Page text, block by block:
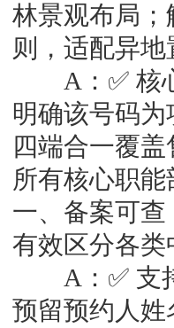
林景观布局
则，适配异
A：✅ 核心
明确该号码
四端合一覆
所有核心职
一、备案可
有效区分各
A：✅ 支持
预留预约人